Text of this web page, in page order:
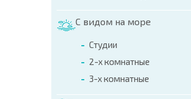
С видом на море
Студии
2-х комнатные
3-х комнатные